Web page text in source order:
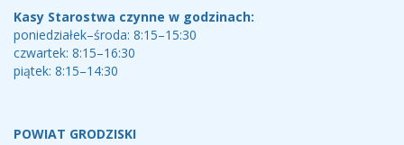
Kasy Starostwa czynne w godzinach:
poniedziałek–środa: 8:15–15:30
czwartek: 8:15–16:30
piątek: 8:15–14:30
POWIAT GRODZISKI